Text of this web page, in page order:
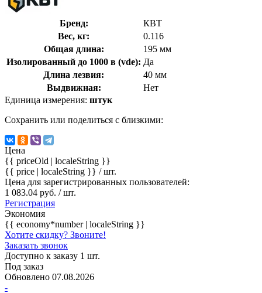
Бренд:
КВТ
Вес, кг:
0.116
Общая длина:
195 мм
Изолированный до 1000 в (vde): Да
Длина лезвия:
40 мм
Выдвижная:
Нет
Единица измерения: штук
Сохранить или поделиться с близкими:
Цена
{{ priceOld | localeString }}
{{ price | localeString }} / шт.
Цена для зарегистрированных пользователей:
1 083.04 руб. / шт.
Регистрация
Экономия
{{ economy*number | localeString }}
Хотите скидку? Звоните!
Заказать звонок
Доступно к заказу 1 шт.
Под заказ
Обновлено 07.08.2026
-